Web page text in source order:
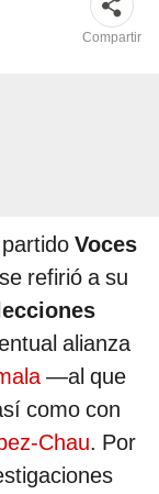
Compartir
Voces
refirió a su
alianza
—al que
como con
Chau. Por